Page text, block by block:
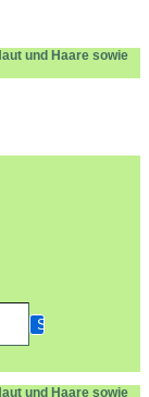
und Haare sowie
und Haare sowie